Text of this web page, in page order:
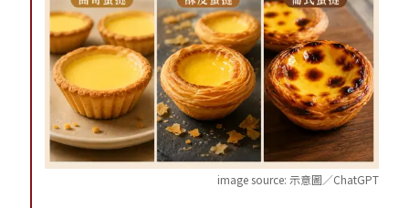
image source: 示意圖／ChatGPT